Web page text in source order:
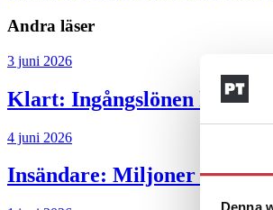
Andra läser
3 juni 2026
Klart: Ingångslönen höjs
4 juni 2026
Insändare: Miljoner i sjön –